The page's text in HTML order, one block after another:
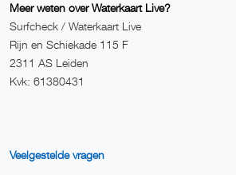
Meer weten over Waterkaart Live?
Surfcheck / Waterkaart Live
Rijn en Schiekade 115 F
2311 AS Leiden
Kvk: 61380431
Veelgestelde vragen